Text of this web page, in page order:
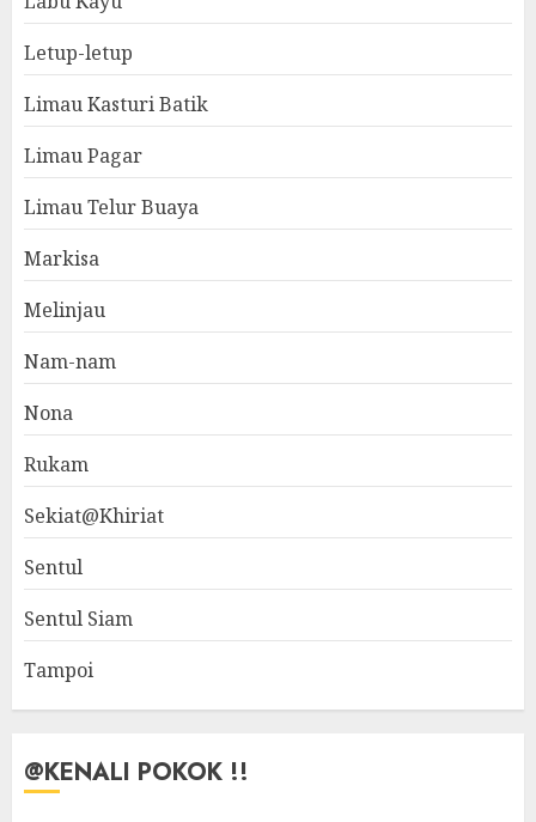
Letup-letup
Limau Kasturi Batik
Limau Pagar
Limau Telur Buaya
Markisa
Melinjau
Nam-nam
Nona
Rukam
Sekiat@Khiriat
Sentul
Sentul Siam
Tampoi
@KENALI POKOK !!